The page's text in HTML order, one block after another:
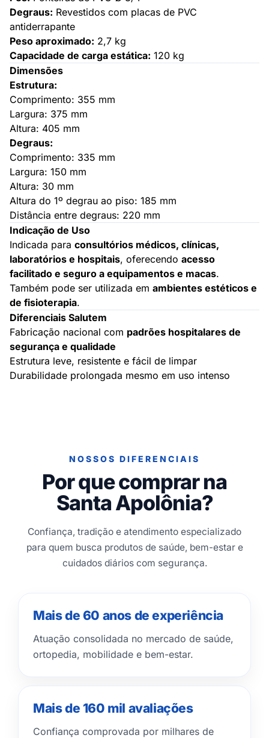
Degraus: Revestidos com placas de PVC
antiderrapante
Peso aproximado: 2,7 kg
Capacidade de carga estática: 120 kg
Dimensões
Estrutura:
Comprimento: 355 mm
Largura: 375 mm
Altura: 405 mm
Degraus:
Comprimento: 335 mm
Largura: 150 mm
Altura: 30 mm
Altura do 1º degrau ao piso: 185 mm
Distância entre degraus: 220 mm
Indicação de Uso
Indicada para consultórios médicos, clínicas,
laboratórios e hospitais, oferecendo acesso
facilitado e seguro a equipamentos e macas.
Também pode ser utilizada em ambientes estéticos e
de fisioterapia.
Diferenciais Salutem
Fabricação nacional com padrões hospitalares de
segurança e qualidade
Estrutura leve, resistente e fácil de limpar
Durabilidade prolongada mesmo em uso intenso
NOSSOS DIFERENCIAIS
Por que comprar na
Santa Apolônia?
Confiança, tradição e atendimento especializado
para quem busca produtos de saúde, bem-estar e
cuidados diários com segurança.
Mais de 60 anos de experiência
Atuação consolidada no mercado de saúde,
ortopedia, mobilidade e bem-estar.
Mais de 160 mil avaliações
Confiança comprovada por milhares de